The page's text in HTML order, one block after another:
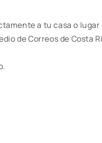
a tu casa o lugar
de Correos de Costa